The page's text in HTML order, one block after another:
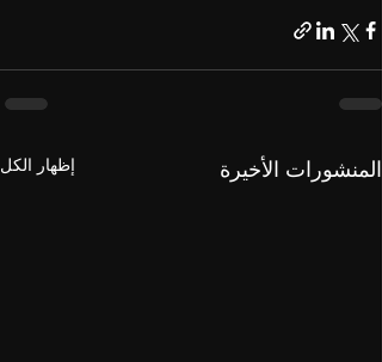
المنشورات الأخيرة إظهار الكل